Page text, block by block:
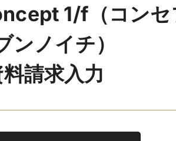
1/f（コンセ
ンノイチ）
請求入力